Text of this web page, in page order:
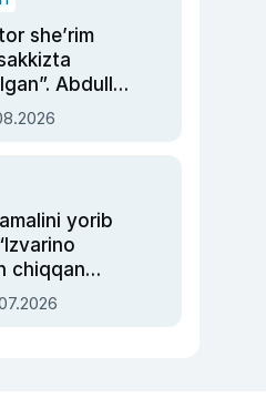
she’rim
Abdulla
asrab
yorib
chiqqan
Ukraina